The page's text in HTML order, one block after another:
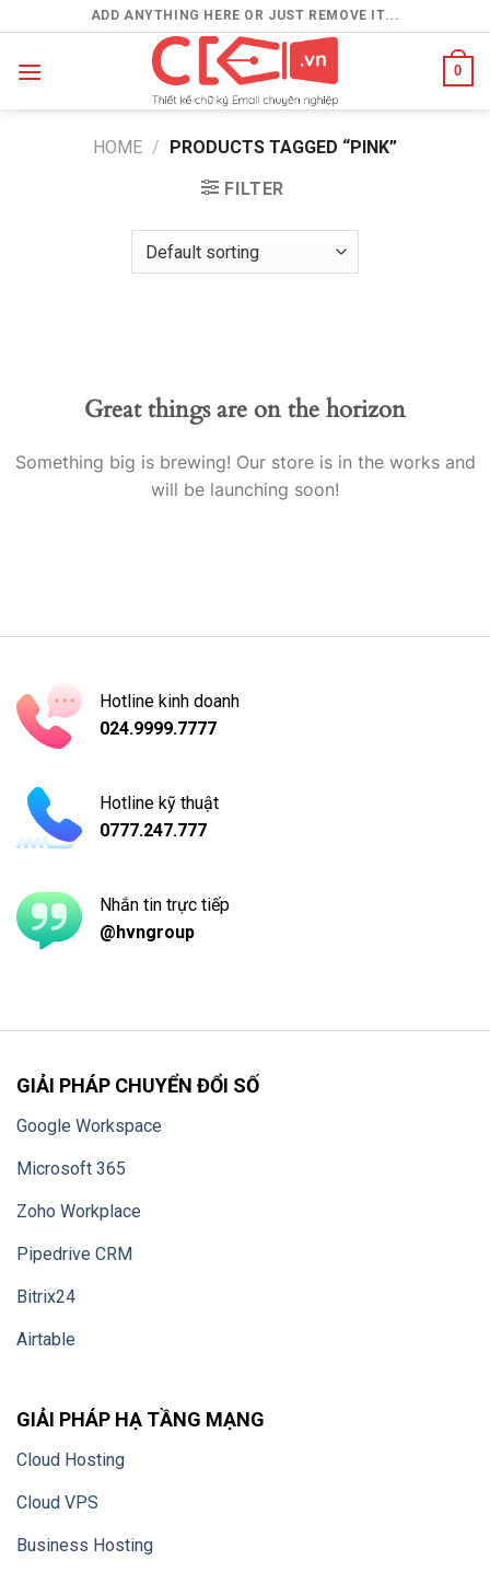
to
content
ADD ANYTHING HERE OR JUST REMOVE IT...
0
HOME / PRODUCTS TAGGED “PINK”
FILTER
Great things are on the horizon
Something big is brewing! Our store is in the works and
will be launching soon!
Hotline kinh doanh
024.9999.7777
Hotline kỹ thuật
0777.247.777
Nhắn tin trực tiếp
@hvngroup
GIẢI PHÁP CHUYỂN ĐỔI SỐ
Google Workspace
Microsoft 365
Zoho Workplace
Pipedrive CRM
Bitrix24
Airtable
GIẢI PHÁP HẠ TẦNG MẠNG
Cloud Hosting
Cloud VPS
Business Hosting